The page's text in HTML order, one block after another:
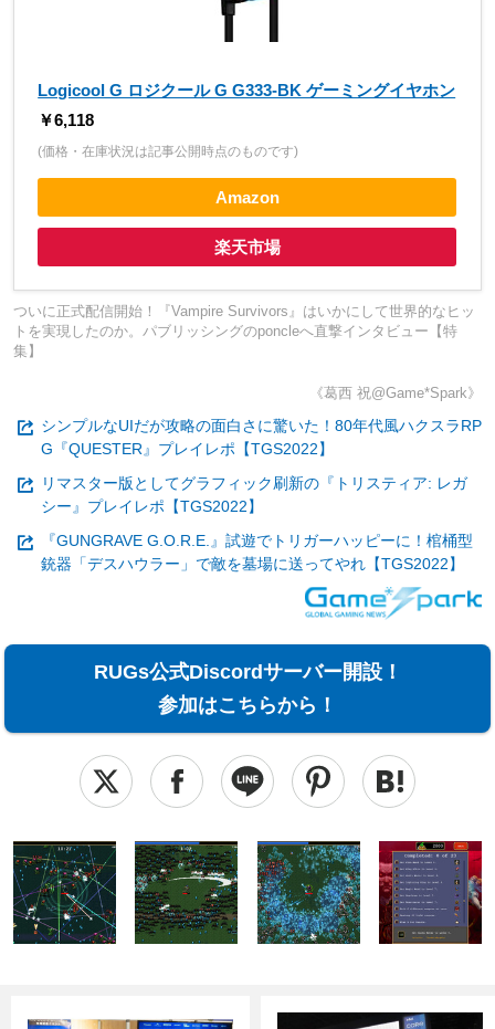
Logicool G ロジクール G G333-BK ゲーミングイヤホン
￥6,118
(価格・在庫状況は記事公開時点のものです)
Amazon
楽天市場
ついに正式配信開始！『Vampire Survivors』はいかにして世界的なヒッ
トを実現したのか。パブリッシングのponcleへ直撃インタビュー【特
集】
《葛西 祝@Game*Spark》
シンプルなUIだが攻略の面白さに驚いた！80年代風ハクスラRP
G『QUESTER』プレイレポ【TGS2022】
リマスター版としてグラフィック刷新の『トリスティア: レガ
シー』プレイレポ【TGS2022】
『GUNGRAVE G.O.R.E.』試遊でトリガーハッピーに！棺桶型
銃器「デスハウラー」で敵を墓場に送ってやれ【TGS2022】
RUGs公式Discordサーバー開設！
参加はこちらから！